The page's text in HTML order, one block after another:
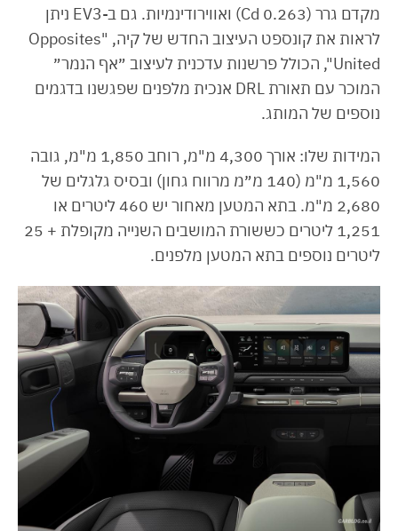
מקדם גרר (0.263 Cd) ואווירודינמיות. גם ב-EV3 ניתן
לראות את קונספט העיצוב החדש של קיה, "Opposites
United", הכולל פרשנות עדכנית לעיצוב ״אף הנמר״
המוכר עם תאורת DRL אנכית מלפנים שפגשנו בדגמים
נוספים של המותג.
המידות שלו: אורך 4,300 מ"מ, רוחב 1,850 מ"מ, גובה
1,560 מ"מ (140 מ״מ מרווח גחון) ובסיס גלגלים של
2,680 מ"מ. בתא המטען מאחור יש 460 ליטרים או
1,251 ליטרים כששורת המושבים השנייה מקופלת + 25
ליטרים נוספים בתא המטען מלפנים.